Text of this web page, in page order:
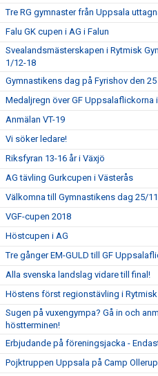
Tre RG gymnaster från Uppsala
Falu GK cupen i AG i Falun
Svealandsmästerskapen i Rytmisk
1/12-18
Gymnastikens dag på Fyrishov den
Medaljregn över GF Uppsalaflickorna
Anmälan VT-19
Vi söker ledare!
Riksfyran 13-16 år i Växjö
AG tävling Gurkcupen i Västerås
Välkomna till Gymnastikens dag 25/11
VGF-cupen 2018
Höstcupen i AG
Tre gånger EM-GULD till GF
Alla svenska landslag vidare till final!
Höstens först regionstävling i
Sugen på vuxengympa? Gå in och
höstterminen!
Erbjudande på föreningsjacka -
Pojktruppen Uppsala på Camp